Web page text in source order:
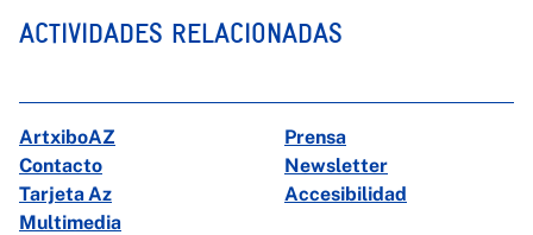
ACTIVIDADES RELACIONADAS
ArtxiboAZ
Prensa
Contacto
Newsletter
Tarjeta Az
Accesibilidad
Multimedia